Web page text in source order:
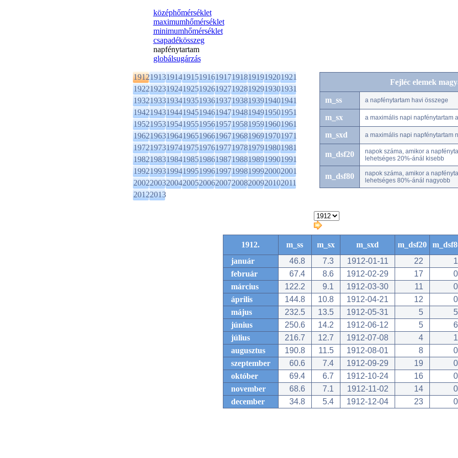
középhőmérséklet
maximumhőmérséklet
minimumhőmérséklet
csapadékösszeg
napfénytartam
globálsugárzás
1912191319141915191619171918191919201921
1922192319241925192619271928192919301931
1932193319341935193619371938193919401941
1942194319441945194619471948194919501951
1952195319541955195619571958195919601961
1962196319641965196619671968196919701971
1972197319741975197619771978197919801981
1982198319841985198619871988198919901991
1992199319941995199619971998199920002001
2002200320042005200620072008200920102011
20122013
Fejléc elemek
m_ss a napfénytartam havi összege
m_sx a maximális napi napfénytartam
m_sxd a maximális napi napfénytartam
m_dsf20
napok száma, amikor a
lehetséges 20%-ánál kisebb
m_dsf80
napok száma, amikor a
lehetséges 80%-ánál nagyobb
1912. m_ss m_sx m_sxd m_dsf20
január
46.8 7.3 1912-01-11 22
1
február
67.4 8.6 1912-02-29 17
0
március
122.2 9.1 1912-03-30 11
0
április
144.8 10.8 1912-04-21 12
0
május
232.5 13.5 1912-05-31 5
5
június
250.6 14.2 1912-06-12 5
6
július
216.7 12.7 1912-07-08 4
1
augusztus
190.8 11.5 1912-08-01 8
0
szeptember
60.6 7.4 1912-09-29 19
0
október
69.4 6.7 1912-10-24 16
0
november
68.6 7.1 1912-11-02 14
0
december
34.8 5.4 1912-12-04 23 0